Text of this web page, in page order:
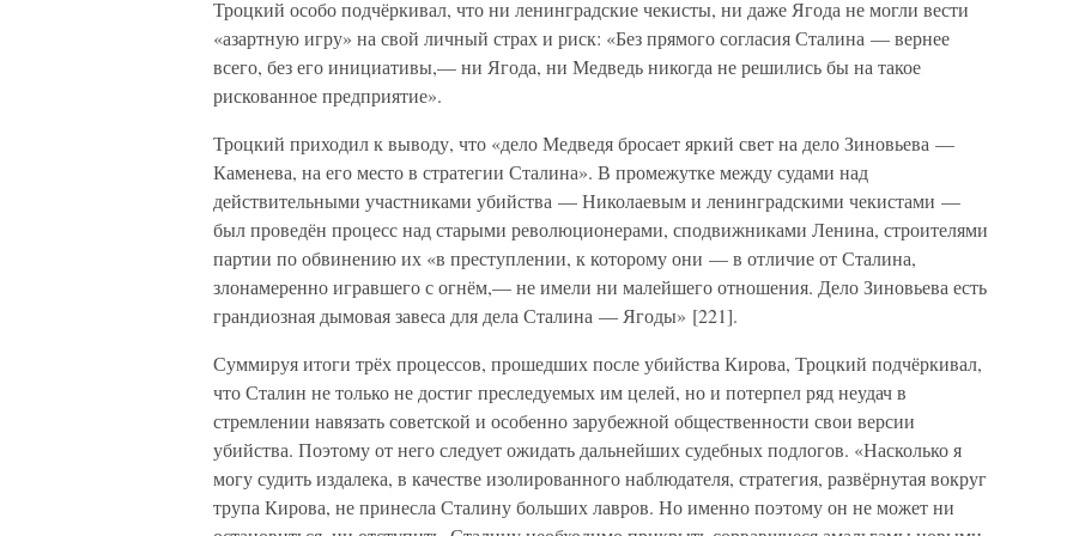
Троцкий особо подчёркивал, что ни ленинградские чекисты, ни даже Ягода не могли вести
«азартную игру» на свой личный страх и риск: «Без прямого согласия Сталина — вернее
всего, без его инициативы,— ни Ягода, ни Медведь никогда не решились бы на такое
рискованное предприятие».
Троцкий приходил к выводу, что «дело Медведя бросает яркий свет на дело Зиновьева —
Каменева, на его место в стратегии Сталина». В промежутке между судами над
действительными участниками убийства — Николаевым и ленинградскими чекистами —
был проведён процесс над старыми революционерами, сподвижниками Ленина, строителями
партии по обвинению их «в преступлении, к которому они — в отличие от Сталина,
злонамеренно игравшего с огнём,— не имели ни малейшего отношения. Дело Зиновьева есть
грандиозная дымовая завеса для дела Сталина — Ягоды» [221].
Суммируя итоги трёх процессов, прошедших после убийства Кирова, Троцкий подчёркивал,
что Сталин не только не достиг преследуемых им целей, но и потерпел ряд неудач в
стремлении навязать советской и особенно зарубежной общественности свои версии
убийства. Поэтому от него следует ожидать дальнейших судебных подлогов. «Насколько я
могу судить издалека, в качестве изолированного наблюдателя, стратегия, развёрнутая вокруг
трупа Кирова, не принесла Сталину больших лавров. Но именно поэтому он не может ни